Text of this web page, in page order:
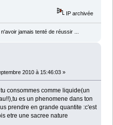
IP archivée
jamais tenté de réussir ...
2010 à 15:46:03 »
consommes comme liquide(un
es un phenomene dans ton
prendre en grande quantite :c'est
etre une sacree nature